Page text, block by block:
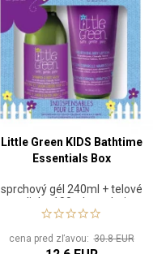
Little Green KIDS Bathtime
Essentials Box
sprchový gél 240ml + telové
mlieko 180ml pre deti
cena pred zľavou:30.8 EUR